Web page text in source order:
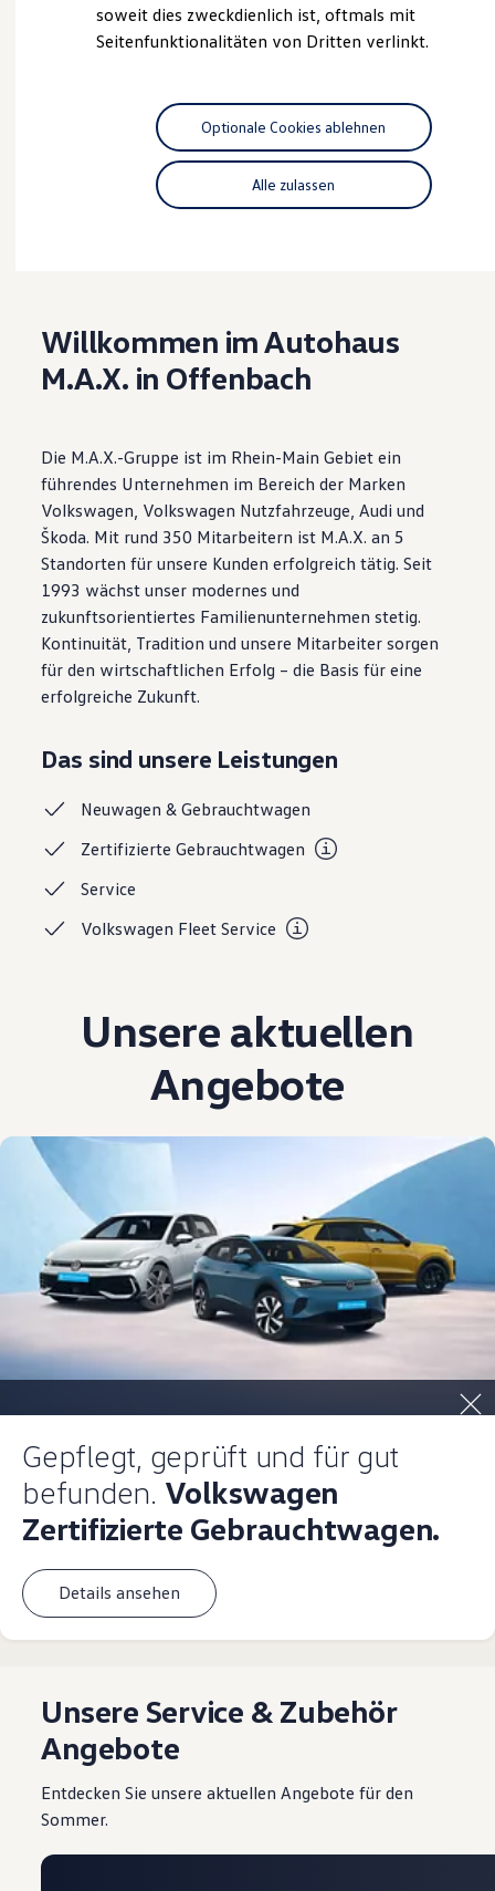
Driving Experience
Volkswagen entdecken
Lifestyle Shop
T-Roc Kollektion
Golf Kollektion
ID. Kollektion
Volkswagen Kollektion
R-Kollektion
Software Updates
Inspektion und HU/AU
Pannen- und Unfallhilfe
Economy Service
Volkswagen Teile
Zubehör
Modellspezifisches Zubehör
Schutz und Pflege
Transport
Entertainment und Elektronik
Individualisieren
Wallbox und Ladekabel
Digitale Extras
Dienste für Ihr Modell finden
Volkswagen Apps, Login und Shop
Über Ihr Auto
Kundeninformationen
Volkswagen Kundenbetreuung
Warn- und Kontrollleuchten
Assistenzsysteme
Live Beratung
Magazin
Lifestyle
Pannen- und Unfallhilfe
Serviceanfrage stellen
Willkommen im Autohaus
M.A.X. in Offenbach
Die M.A.X.-Gruppe ist im Rhein-Main Gebiet ein
führendes Unternehmen im Bereich der Marken
Volkswagen, Volkswagen Nutzfahrzeuge, Audi und
Škoda. Mit rund 350 Mitarbeitern ist M.A.X. an 5
Standorten für unsere Kunden erfolgreich tätig. Seit
1993 wächst unser modernes und
zukunftsorientiertes Familienunternehmen stetig.
Kontinuität, Tradition und unsere Mitarbeiter sorgen
für den wirtschaftlichen Erfolg – die Basis für eine
erfolgreiche Zukunft.
Das sind unsere Leistungen
Neuwagen &Gebrauchtwagen
ZertifizierteGebrauchtwagen
Service
Volkswagen FleetService
Unsere aktuellen
Angebote
Gepflegt, geprüft und für gut
befunden. Volkswagen
Zertifizierte Gebrauchtwagen.
Details ansehen
Unsere Service & Zubehör
Angebote
Entdecken Sie unsere aktuellen Angebote für den
Sommer.
soweit dies zweckdienlich ist, oftmals mit
Seitenfunktionalitäten von Dritten verlinkt.
Alle zulassen
Optionale Cookies ablehnen